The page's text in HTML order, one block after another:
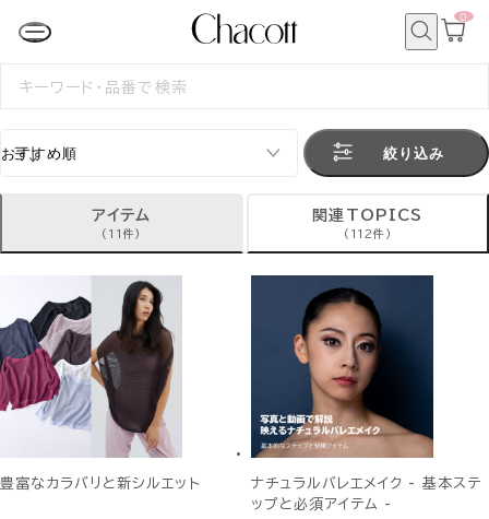
カ
0
検
絞り込み
アイテム
(11件)
関連TOPICS
(112件)
豊富なカラバリと新シルエット
ナチュラルバレエメイク - 基本ステ
ップと必須アイテム -